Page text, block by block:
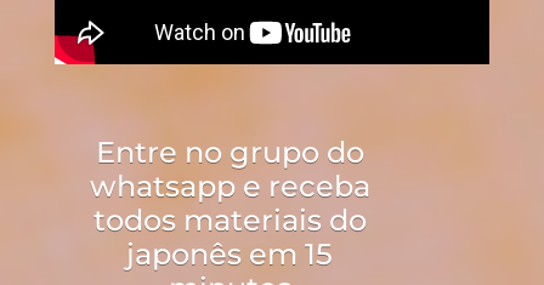
Entre no grupo do
whatsapp e receba
todos materiais do
japonês em 15